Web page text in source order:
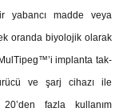
yabancı madde veya
oranda biyolojik olarak
implanta tak­
ve şarj cihazı ile
fazla kullanım